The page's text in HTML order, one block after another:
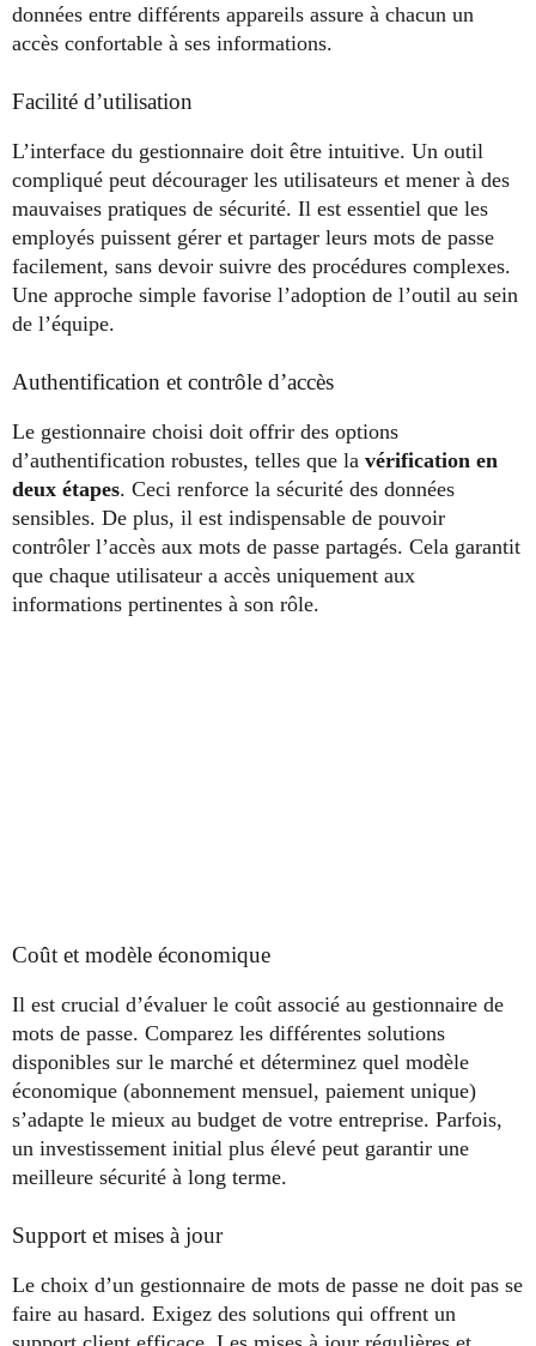
données entre différents appareils assure à chacun un
accès confortable à ses informations.
Facilité d’utilisation
L’interface du gestionnaire doit être intuitive. Un outil
compliqué peut décourager les utilisateurs et mener à des
mauvaises pratiques de sécurité. Il est essentiel que les
employés puissent gérer et partager leurs mots de passe
facilement, sans devoir suivre des procédures complexes.
Une approche simple favorise l’adoption de l’outil au sein
de l’équipe.
Authentification et contrôle d’accès
Le gestionnaire choisi doit offrir des options
d’authentification robustes, telles que la vérification en
deux étapes. Ceci renforce la sécurité des données
sensibles. De plus, il est indispensable de pouvoir
contrôler l’accès aux mots de passe partagés. Cela garantit
que chaque utilisateur a accès uniquement aux
informations pertinentes à son rôle.
Coût et modèle économique
Il est crucial d’évaluer le coût associé au gestionnaire de
mots de passe. Comparez les différentes solutions
disponibles sur le marché et déterminez quel modèle
économique (abonnement mensuel, paiement unique)
s’adapte le mieux au budget de votre entreprise. Parfois,
un investissement initial plus élevé peut garantir une
meilleure sécurité à long terme.
Support et mises à jour
Le choix d’un gestionnaire de mots de passe ne doit pas se
faire au hasard. Exigez des solutions qui offrent un